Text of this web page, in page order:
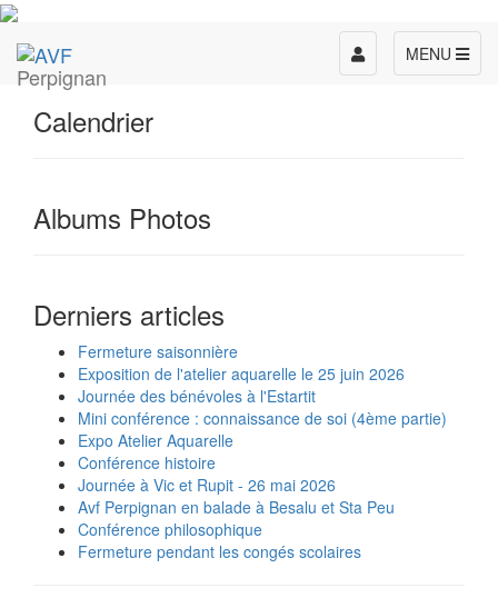
Perpignan
MENU
Toggle
navigation
Calendrier
Albums Photos
Derniers articles
Fermeture saisonnière
Exposition de l'atelier aquarelle le 25 juin 2026
Journée des bénévoles à l'Estartit
Mini conférence : connaissance de soi (4ème partie)
Expo Atelier Aquarelle
Conférence histoire
Journée à Vic et Rupit - 26 mai 2026
Avf Perpignan en balade à Besalu et Sta Peu
Conférence philosophique
Fermeture pendant les congés scolaires